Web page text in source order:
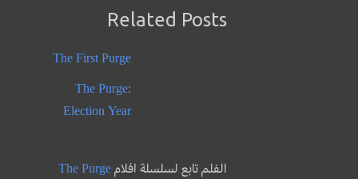
Related Posts
The First Purge
The Purge:
Election Year
الفلم تابع لسلسلة افلامThe Purge